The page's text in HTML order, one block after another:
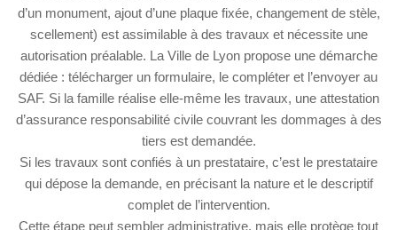
d’un monument, ajout d’une plaque fixée, changement de stèle,
scellement) est assimilable à des travaux et nécessite une
autorisation préalable. La Ville de Lyon propose une démarche
dédiée : télécharger un formulaire, le compléter et l’envoyer au
SAF. Si la famille réalise elle-même les travaux, une attestation
d’assurance responsabilité civile couvrant les dommages à des
tiers est demandée.
Si les travaux sont confiés à un prestataire, c’est le prestataire
qui dépose la demande, en précisant la nature et le descriptif
complet de l’intervention.
Cette étape peut sembler administrative, mais elle protège tout